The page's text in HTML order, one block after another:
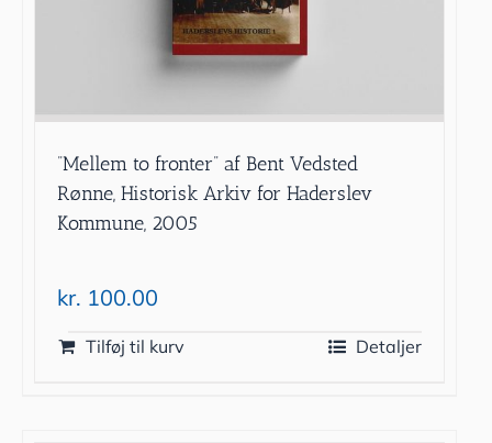
”Mellem to fronter” af Bent Vedsted
Rønne, Historisk Arkiv for Haderslev
Kommune, 2005
kr. 100.00
Tilføj til kurv Detaljer